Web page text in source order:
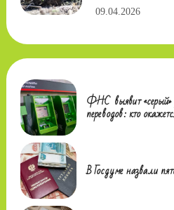
09.04.2026
ФНС выявит «серый»
переводов: кто
В Госдуме назвали